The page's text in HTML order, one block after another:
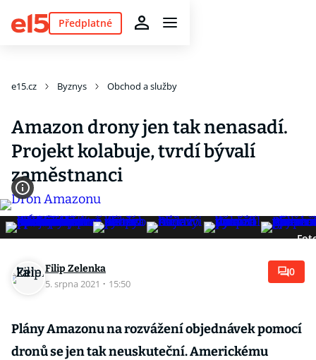
Předplatné
e15.cz Byznys Obchod a služby
Amazon drony jen tak nenasadí.
Projekt kolabuje, tvrdí bývalí
zaměstnanci
Filip Zelenka
5. srpna 2021 · 15:50
0
Plány Amazonu na rozvážení objednávek pomocí
dronů se jen tak neuskuteční. Americkému